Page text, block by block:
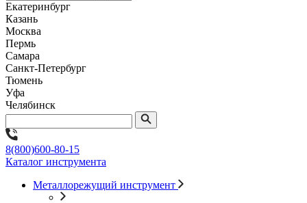
Екатеринбург
Казань
Москва
Пермь
Самара
Санкт-Петербург
Тюмень
Уфа
Челябинск
8(800)600-80-15
Каталог инструмента
Металлорежущий инструмент